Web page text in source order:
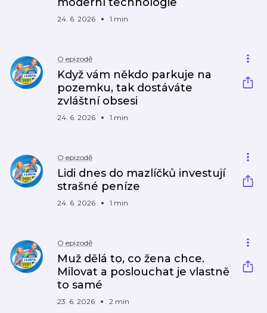
24. 6. 2026 1 min
O epizodě
Když vám někdo parkuje na
pozemku, tak dostáváte
zvláštní obsesi
24. 6. 2026 1 min
O epizodě
Lidi dnes do mazlíčků investují
strašné peníze
24. 6. 2026 1 min
O epizodě
Muž dělá to, co žena chce.
Milovat a poslouchat je vlastně
to samé
23. 6. 2026 2 min